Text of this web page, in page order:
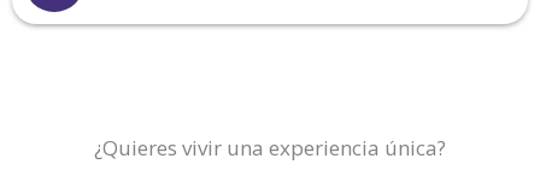
¿Quieres vivir una experiencia única?